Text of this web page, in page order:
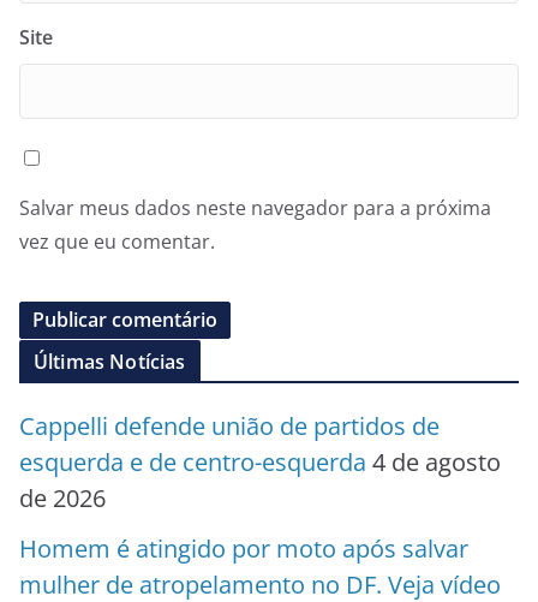
Site
Salvar meus dados neste navegador para a próxima
vez que eu comentar.
Últimas Notícias
Cappelli defende união de partidos de
esquerda e de centro-esquerda 4 de agosto
de 2026
Homem é atingido por moto após salvar
mulher de atropelamento no DF. Veja vídeo